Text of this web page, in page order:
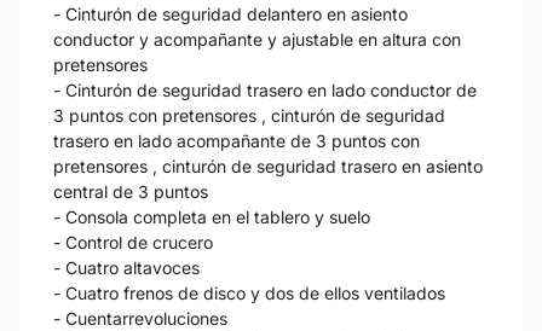
- Cinturón de seguridad delantero en asiento
conductor y acompañante y ajustable en altura con
pretensores
- Cinturón de seguridad trasero en lado conductor de
3 puntos con pretensores , cinturón de seguridad
trasero en lado acompañante de 3 puntos con
pretensores , cinturón de seguridad trasero en asiento
central de 3 puntos
- Consola completa en el tablero y suelo
- Control de crucero
- Cuatro altavoces
- Cuatro frenos de disco y dos de ellos ventilados
- Cuentarrevoluciones